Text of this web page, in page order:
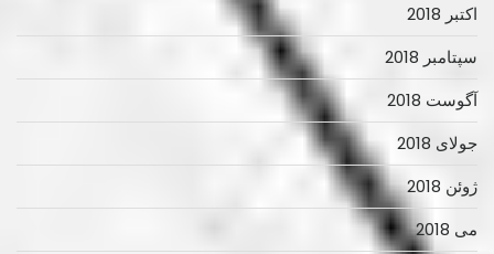
اکتبر 2018
سپتامبر 2018
آگوست 2018
جولای 2018
ژوئن 2018
می 2018